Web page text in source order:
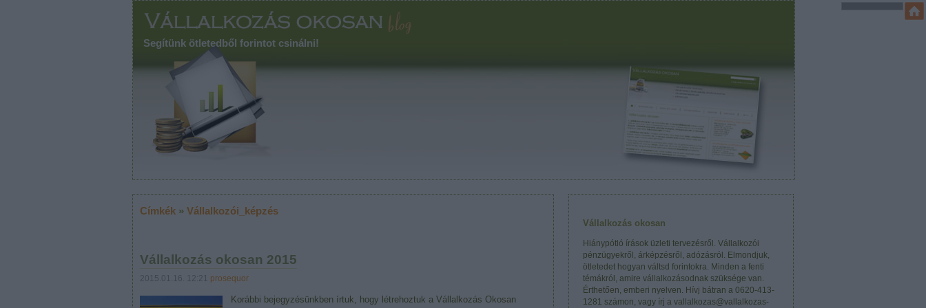
Segítünk ötletedből forintot csinálni!
Vállalkozás okosan
Hiánypótló írások üzleti tervezésről. Vállalkozói
pénzügyekről, árképzésről, adózásról. Elmondjuk,
ötletedet hogyan váltsd forintokra. Minden a fenti
témákról, amire vállalkozásodnak szüksége van.
Érthetően, emberi nyelven. Hívj bátran a 0620-413-
1281 számon, vagy írj a vallalkozas@vallalkozas-
Címkék » Vállalkozói_képzés
Vállalkozás okosan 2015
2015.01.16. 12:21 prosequor
Korábbi bejegyzésünkben írtuk, hogy létrehoztuk a Vállalkozás Okosan